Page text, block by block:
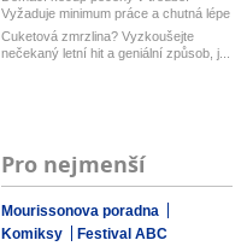
Vyžaduje minimum práce a chutná lépe
než...
Cuketová zmrzlina? Vyzkoušejte
nečekaný letní hit a geniální způsob, j...
Pro nejmenší
Mourissonova poradna
Komiksy
Festival ABC